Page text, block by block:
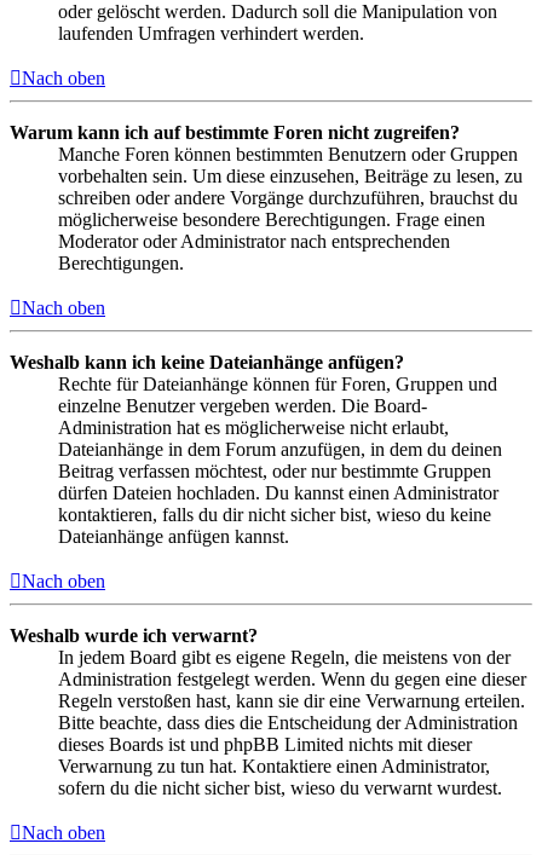
oder gelöscht werden. Dadurch soll die Manipulation von
laufenden Umfragen verhindert werden.
Nach oben
Warum kann ich auf bestimmte Foren nicht zugreifen?
Manche Foren können bestimmten Benutzern oder Gruppen
vorbehalten sein. Um diese einzusehen, Beiträge zu lesen, zu
schreiben oder andere Vorgänge durchzuführen, brauchst du
möglicherweise besondere Berechtigungen. Frage einen
Moderator oder Administrator nach entsprechenden
Berechtigungen.
Nach oben
Weshalb kann ich keine Dateianhänge anfügen?
Rechte für Dateianhänge können für Foren, Gruppen und
einzelne Benutzer vergeben werden. Die Board-
Administration hat es möglicherweise nicht erlaubt,
Dateianhänge in dem Forum anzufügen, in dem du deinen
Beitrag verfassen möchtest, oder nur bestimmte Gruppen
dürfen Dateien hochladen. Du kannst einen Administrator
kontaktieren, falls du dir nicht sicher bist, wieso du keine
Dateianhänge anfügen kannst.
Nach oben
Weshalb wurde ich verwarnt?
In jedem Board gibt es eigene Regeln, die meistens von der
Administration festgelegt werden. Wenn du gegen eine dieser
Regeln verstoßen hast, kann sie dir eine Verwarnung erteilen.
Bitte beachte, dass dies die Entscheidung der Administration
dieses Boards ist und phpBB Limited nichts mit dieser
Verwarnung zu tun hat. Kontaktiere einen Administrator,
sofern du die nicht sicher bist, wieso du verwarnt wurdest.
Nach oben